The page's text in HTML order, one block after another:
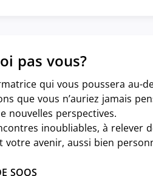
pas vous?
qui vous poussera au-
que vous n’auriez jamais
nouvelles perspectives.
inoubliables, à relever
avenir, aussi bien
SOOS